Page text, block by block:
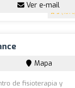
5 (101
Ver e-mail
Mapa
de fisioterapia y